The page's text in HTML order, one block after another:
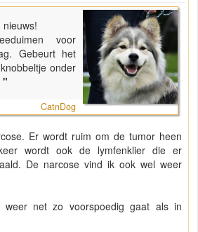
nieuws!
voor
Gebeurt het
onder
"
CatnDog
Er wordt ruim om de tumor heen
wordt ook de lymfenklier die er
De narcose vind ik ook wel weer
net zo voorspoedig gaat als in